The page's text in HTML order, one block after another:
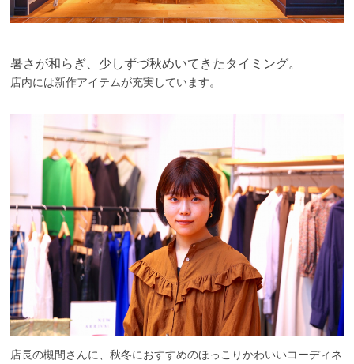
暑さが和らぎ、少しずづ秋めいてきたタイミング。
店内には新作アイテムが充実しています。
店長の槻間さんに、秋冬におすすめのほっこりかわいいコーディネ